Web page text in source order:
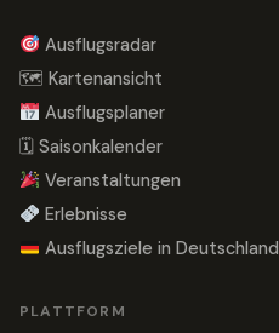
Ausflugsradar
🗺 Kartenansicht
Ausflugsplaner
🗓 Saisonkalender
Veranstaltungen
Erlebnisse
Ausflugsziele in Deutschland
PLATTFORM